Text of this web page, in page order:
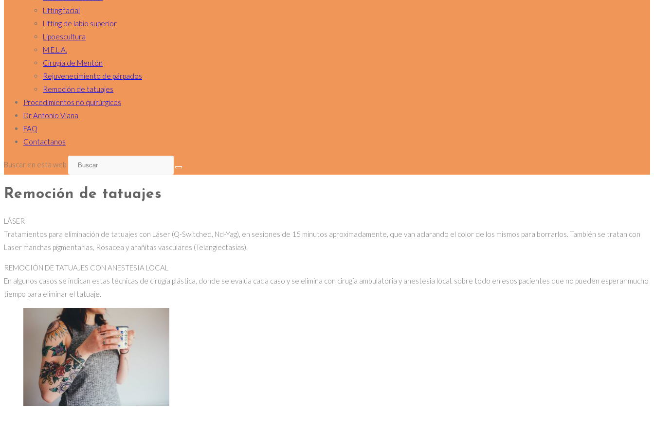
Lifting facial
Lifting de labio superior
Lipoescultura
M.E.L.A.
Cirugía de Mentón
Rejuvenecimiento de párpados
Remoción de tatuajes
Procedimientos no quirúrgicos
Dr Antonio Viana
FAQ
Contactanos
Buscar en esta web
Remoción de tatuajes
LÁSER
Tratamientos para eliminación de tatuajes con Láser (Q-Switched, Nd-Yag), en sesiones de 15 minutos aproximadamente, que van aclarando el color de los mismos para borrarlos. También se tratan con
Laser manchas pigmentarias, Rosacea y arañitas vasculares (Telangiectasias).
REMOCIÓN DE TATUAJES CON ANESTESIA LOCAL
En algunos casos se indican estas técnicas de cirugía plástica, donde se evalúa cada caso y se elimina con cirugía ambulatoria y anestesia local. sobre todo en esos pacientes que no pueden esperar mucho
tiempo para eliminar el tatuaje.